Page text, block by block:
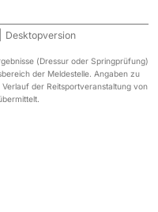
Desktopversion
(Dressur oder Springprüfung)
der Meldestelle. Angaben zu
der Reitsportveranstaltung von